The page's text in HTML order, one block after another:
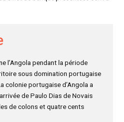
l’Angola pendant la période
sous domination portugaise
colonie portugaise d’Angola a
de Paulo Dias de Novais
de colons et quatre cents